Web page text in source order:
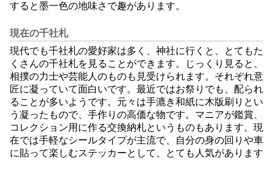
すると墨一色の地味さで趣があります。
現在の千社札
現代でも千社札の愛好家は多く、神社に行くと、とてもた
くさんの千社札を見ることができます。じっくり見ると、
相撲の力士や芸能人のものも見受けられます。それぞれ意
匠に凝っていて面白いです。最近ではお祭りでも、配られ
ることが多いようです。元々は手漉き和紙に木版刷りとい
う凝ったもので、手作りの高価な物です。マニアが鑑賞、
コレクション用に作る交換納札というものもあります。現
在では手軽なシールタイプが主流で、自分の身の回りや車
に貼って楽しむステッカーとして、とても人気があります